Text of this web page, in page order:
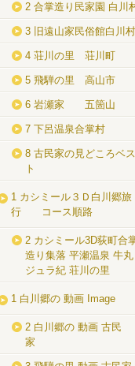
2 合掌造り民家園 白川
3 旧遠山家民俗館白川村
4 荘川の里 荘川町
5 飛騨の里 高山市
6 岩瀬家 五箇山
7 下呂温泉合掌村
8 古民家の見どころベス
ト
1 カシミール３Ｄ白川郷旅
行 コース順路
2 カシミール3D荻町合
造り集落 平瀬温泉 牛丸
ジュラ紀 荘川の里
1 白川郷の 動画 Image
2 白川郷の 動画 古民
家